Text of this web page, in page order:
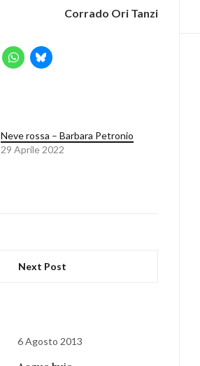
Corrado Ori Tanzi
Neve rossa – Barbara Petronio
29 Aprile 2022
Next Post
6 Agosto 2013